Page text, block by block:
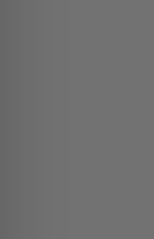
IDENTITÀ